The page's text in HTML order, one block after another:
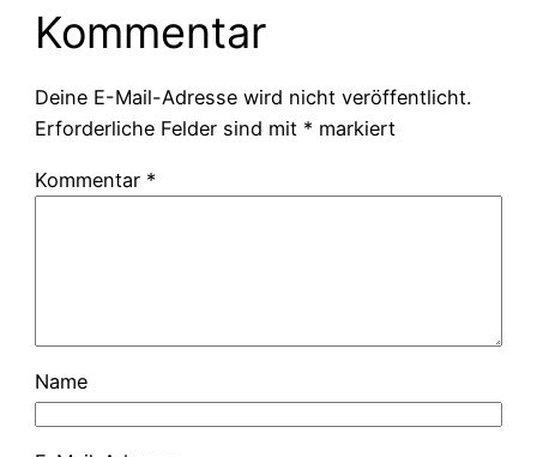
Kommentar
Deine E-Mail-Adresse wird nicht veröffentlicht.
Erforderliche Felder sind mit * markiert
Kommentar *
Name